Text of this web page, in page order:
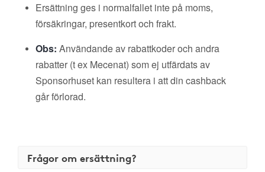
Ersättning ges i normalfallet inte på moms,
försäkringar, presentkort och frakt.
Obs: Användande av rabattkoder och andra
rabatter (t ex Mecenat) som ej utfärdats av
Sponsorhuset kan resultera i att din cashback
går förlorad.
Frågor om ersättning?